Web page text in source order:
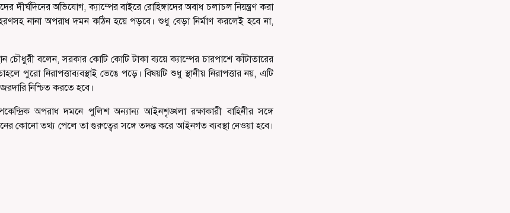
দীর্ঘদিনের অভিযোগ, ক্যাম্পের বাইরে রোহিঙ্গাদের অবাধ চলাচল নিয়ন্ত্রণ করা
নানা অপরাধ দমন কঠিন হয়ে পড়বে। শুধু বেড়া নির্মাণ করলেই হবে না,
বলেন, সরকার কোটি কোটি টাকা ব্যয়ে ক্যাম্পের চারপাশে কাঁটাতারের
পুরো নিরাপত্তাব্যবস্থাই ভেঙে পড়ে। বিষয়টি শুধু স্থানীয় নিরাপত্তার নয়, এটি
নিশ্চিত করতে হবে।
অপরাধ দমনে পুলিশ অন্যান্য আইনশৃঙ্খলা রক্ষাকারী বাহিনীর সঙ্গে
কোনো তথ্য পেলে তা গুরুত্বের সঙ্গে তদন্ত করে আইনগত ব্যবস্থা নেওয়া হবে।